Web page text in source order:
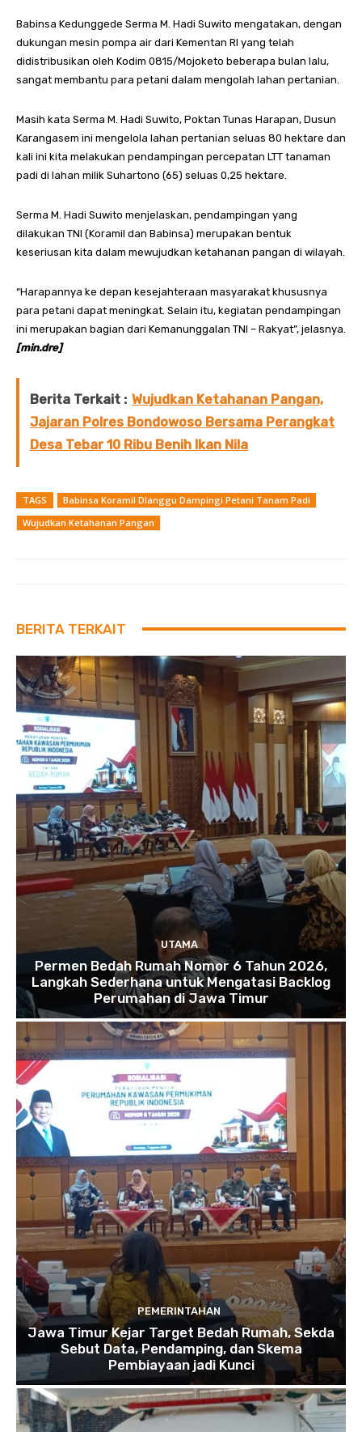
Babinsa Kedunggede Serma M. Hadi Suwito mengatakan, dengan
dukungan mesin pompa air dari Kementan RI yang telah
didistribusikan oleh Kodim 0815/Mojoketo beberapa bulan lalu,
sangat membantu para petani dalam mengolah lahan pertanian.
Masih kata Serma M. Hadi Suwito, Poktan Tunas Harapan, Dusun
Karangasem ini mengelola lahan pertanian seluas 80 hektare dan
kali ini kita melakukan pendampingan percepatan LTT tanaman
padi di lahan milik Suhartono (65) seluas 0,25 hektare.
Serma M. Hadi Suwito menjelaskan, pendampingan yang
dilakukan TNI (Koramil dan Babinsa) merupakan bentuk
keseriusan kita dalam mewujudkan ketahanan pangan di wilayah.
“Harapannya ke depan kesejahteraan masyarakat khususnya
para petani dapat meningkat. Selain itu, kegiatan pendampingan
ini merupakan bagian dari Kemanunggalan TNI – Rakyat”, jelasnya.
[min.dre]
Berita Terkait : Wujudkan Ketahanan Pangan,
Jajaran Polres Bondowoso Bersama Perangkat
Desa Tebar 10 Ribu Benih Ikan Nila
TAGS
Babinsa Koramil Dlanggu Dampingi Petani Tanam Padi
Wujudkan Ketahanan Pangan
BERITA TERKAIT
UTAMA
Permen Bedah Rumah Nomor 6 Tahun 2026,
Langkah Sederhana untuk Mengatasi Backlog
Perumahan di Jawa Timur
PEMERINTAHAN
Jawa Timur Kejar Target Bedah Rumah, Sekda
Sebut Data, Pendamping, dan Skema
Pembiayaan jadi Kunci